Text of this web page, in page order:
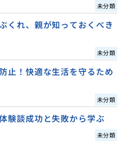
未分類
くれ、親が知っておくべき
未分類
止！快適な生活を守るため
未分類
験談成功と失敗から学ぶ
未分類